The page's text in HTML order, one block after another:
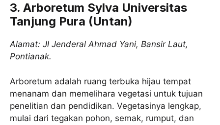
3. Arboretum Sylva Universitas
Tanjung Pura (Untan)
Alamat: Jl Jenderal Ahmad Yani, Bansir Laut,
Pontianak.
Arboretum adalah ruang terbuka hijau tempat
menanam dan memelihara vegetasi untuk tujuan
penelitian dan pendidikan. Vegetasinya lengkap,
mulai dari tegakan pohon, semak, rumput, dan